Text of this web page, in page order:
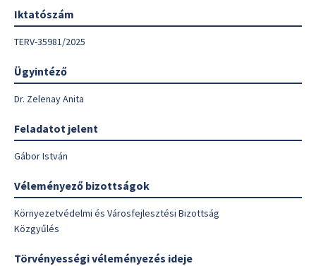
Iktatószám
TERV-35981/2025
Ügyintéző
Dr. Zelenay Anita
Feladatot jelent
Gábor István
Véleményező bizottságok
Környezetvédelmi és Városfejlesztési Bizottság
Közgyűlés
Törvényességi véleményezés ideje